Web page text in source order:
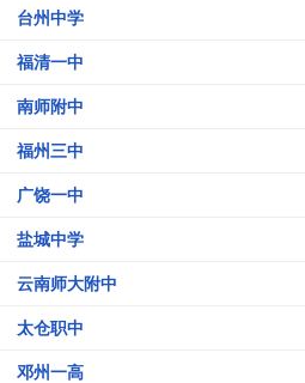
台州中学
福清一中
南师附中
福州三中
广饶一中
盐城中学
云南师大附中
太仓职中
邓州一高